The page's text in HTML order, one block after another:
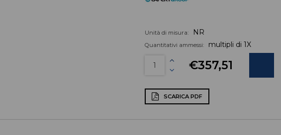
Unità di misura: NR
Quantitativi ammessi: multipli di 1X
€357,51
SCARICA PDF